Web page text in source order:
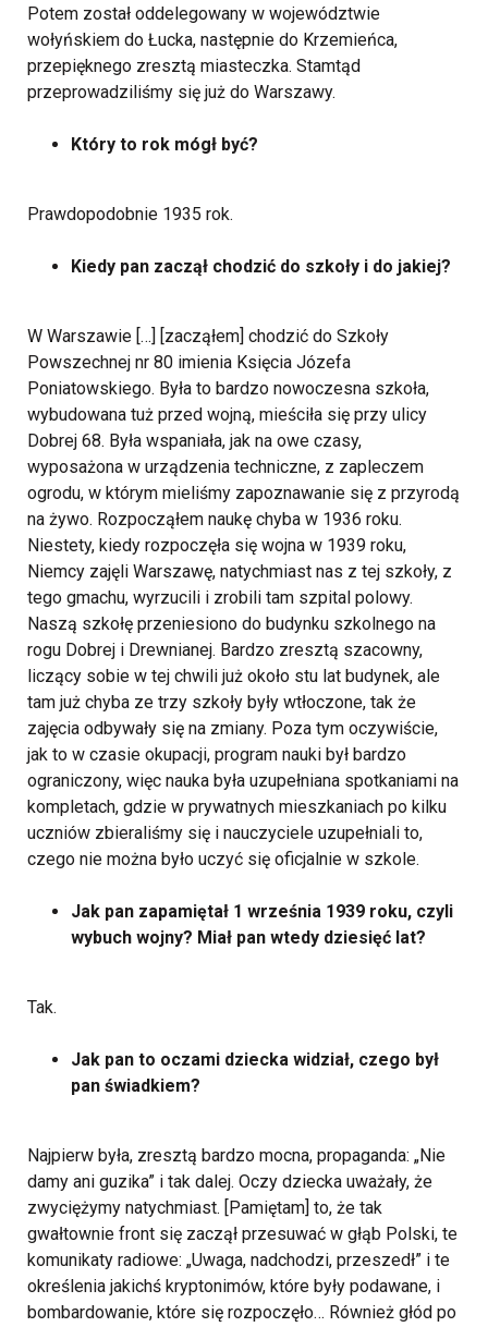
Potem został oddelegowany w województwie
wołyńskiem do Łucka, następnie do Krzemieńca,
przepięknego zresztą miasteczka. Stamtąd
przeprowadziliśmy się już do Warszawy.
Który to rok mógł być?
Prawdopodobnie 1935 rok.
Kiedy pan zaczął chodzić do szkoły i do jakiej?
W Warszawie […] [zacząłem] chodzić do Szkoły
Powszechnej nr 80 imienia Księcia Józefa
Poniatowskiego. Była to bardzo nowoczesna szkoła,
wybudowana tuż przed wojną, mieściła się przy ulicy
Dobrej 68. Była wspaniała, jak na owe czasy,
wyposażona w urządzenia techniczne, z zapleczem
ogrodu, w którym mieliśmy zapoznawanie się z przyrodą
na żywo. Rozpocząłem naukę chyba w 1936 roku.
Niestety, kiedy rozpoczęła się wojna w 1939 roku,
Niemcy zajęli Warszawę, natychmiast nas z tej szkoły, z
tego gmachu, wyrzucili i zrobili tam szpital polowy.
Naszą szkołę przeniesiono do budynku szkolnego na
rogu Dobrej i Drewnianej. Bardzo zresztą szacowny,
liczący sobie w tej chwili już około stu lat budynek, ale
tam już chyba ze trzy szkoły były wtłoczone, tak że
zajęcia odbywały się na zmiany. Poza tym oczywiście,
jak to w czasie okupacji, program nauki był bardzo
ograniczony, więc nauka była uzupełniana spotkaniami na
kompletach, gdzie w prywatnych mieszkaniach po kilku
uczniów zbieraliśmy się i nauczyciele uzupełniali to,
czego nie można było uczyć się oficjalnie w szkole.
Jak pan zapamiętał 1 września 1939 roku, czyli
wybuch wojny? Miał pan wtedy dziesięć lat?
Tak.
Jak pan to oczami dziecka widział, czego był
pan świadkiem?
Najpierw była, zresztą bardzo mocna, propaganda: „Nie
damy ani guzika” i tak dalej. Oczy dziecka uważały, że
zwyciężymy natychmiast. [Pamiętam] to, że tak
gwałtownie front się zaczął przesuwać w głąb Polski, te
komunikaty radiowe: „Uwaga, nadchodzi, przeszedł” i te
określenia jakichś kryptonimów, które były podawane, i
bombardowanie, które się rozpoczęło… Również głód po